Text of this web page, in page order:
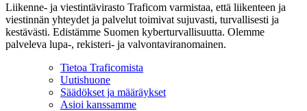
Liikenne- ja viestintävirasto Traficom varmistaa, että liikenteen ja
viestinnän yhteydet ja palvelut toimivat sujuvasti, turvallisesti ja
kestävästi. Edistämme Suomen kyberturvallisuutta. Olemme
palveleva lupa-, rekisteri- ja valvontaviranomainen.
Tietoa Traficomista
Uutishuone
Säädökset ja määräykset
Asioi kanssamme